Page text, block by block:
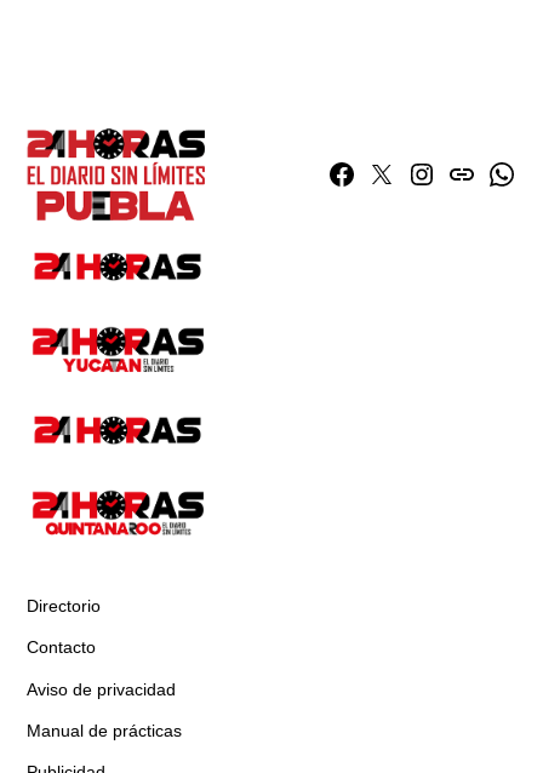
Facebook
TwitterInstagram
issuu
Directorio
Contacto
Aviso de privacidad
Manual de prácticas